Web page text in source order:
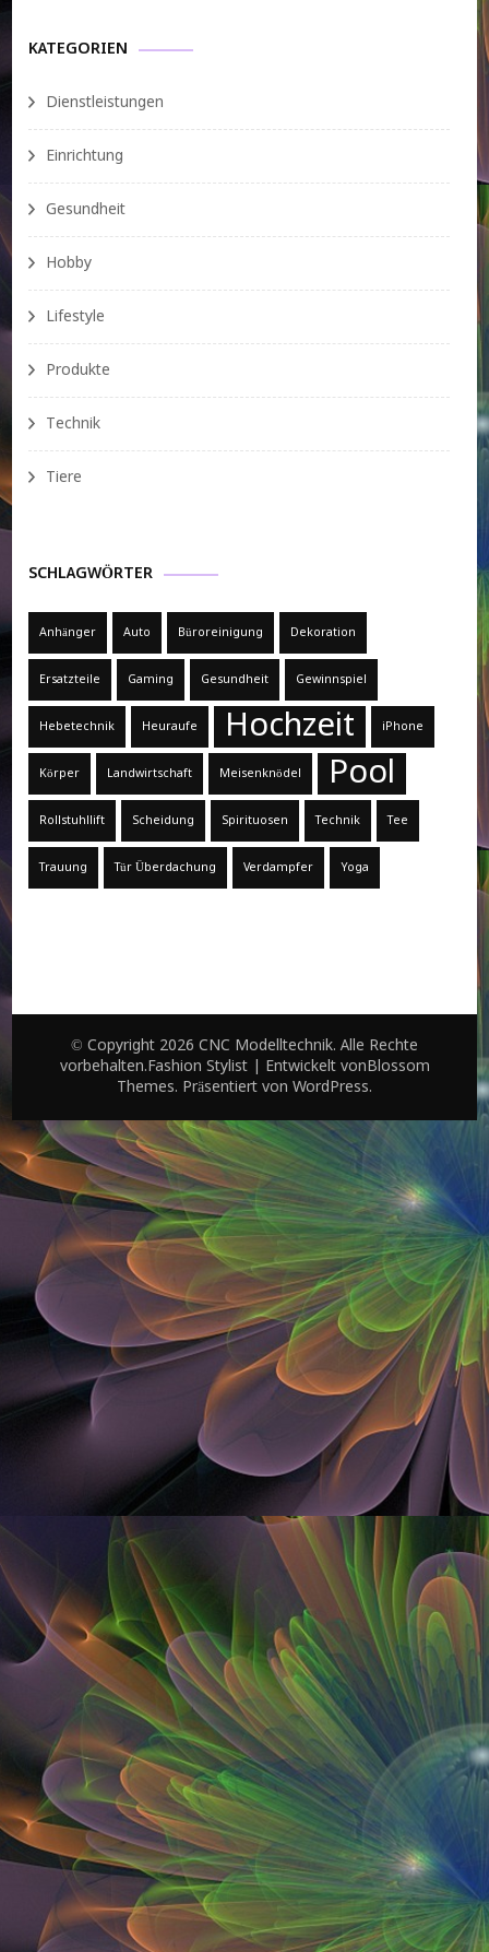
KATEGORIEN
Dienstleistungen
Einrichtung
Gesundheit
Hobby
Lifestyle
Produkte
Technik
Tiere
SCHLAGWÖRTER
Anhänger Auto Büroreinigung Dekoration
Ersatzteile Gaming Gesundheit Gewinnspiel
Hebetechnik Heuraufe Hochzeit iPhone
Körper Landwirtschaft Meisenknödel Pool
Rollstuhllift Scheidung Spirituosen Technik Tee
Trauung Tür Überdachung Verdampfer Yoga
© Copyright 2026 CNC Modelltechnik. Alle Rechte
vorbehalten.Fashion Stylist | Entwickelt vonBlossom
Themes. Präsentiert von WordPress.